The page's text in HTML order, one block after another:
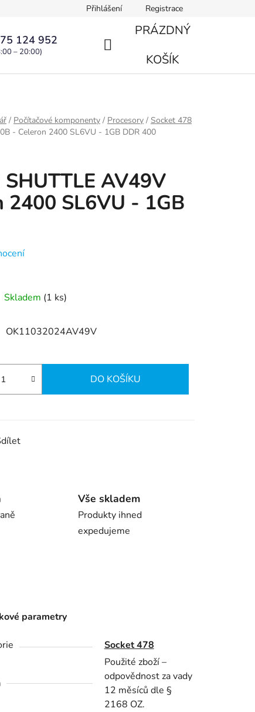
Přihlášení Registrace
124 952
– 20:00)
NÁKUPNÍ
PRÁZDNÝ
KOŠÍK
/ Počítačové komponenty / Procesory / Socket 478
- Celeron 2400 SL6VU - 1GB DDR 400
AV49V
2400 SL6VU - 1GB
Skladem (1 ks)
OK11032024AV49V
DO KOŠÍKU
Vše skladem
Produkty ihned
expedujeme
parametry
Socket 478
Použité zboží –
odpovědnost za vady
12 měsíců dle §
2168 OZ.